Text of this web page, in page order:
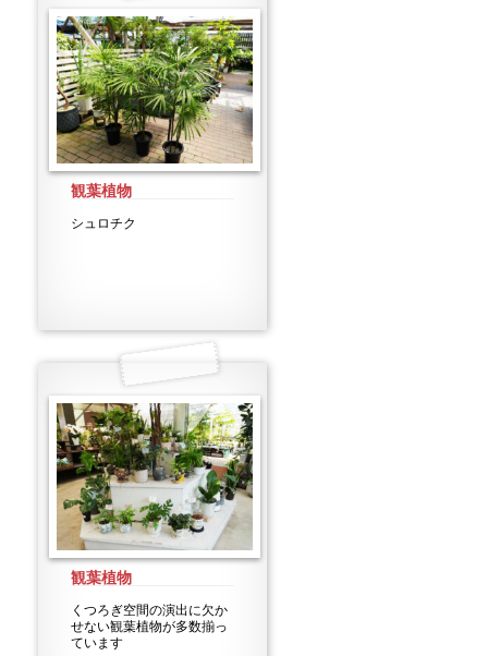
観葉植物
シュロチク
観葉植物
くつろぎ空間の演出に欠か
せない観葉植物が多数揃っ
ています